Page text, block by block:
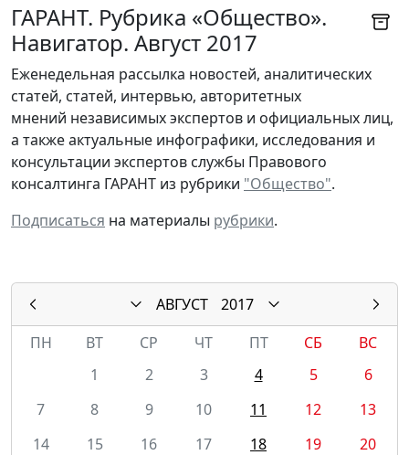
ГАРАНТ. Рубрика «Общество».
Навигатор. Август 2017
Еженедельная рассылка новостей, аналитических
статей, статей, интервью, авторитетных
мнений независимых экспертов и официальных лиц,
а также актуальные инфографики, исследования и
консультации экспертов службы Правового
консалтинга ГАРАНТ из рубрики "Общество".
Подписаться на материалы рубрики.
АВГУСТ
2017
ПН
ВТ СР ЧТ ПТ СБ
ВС
1
2 3 4 5
6
7
8 9 10 11 12
13
14
15 16 17 18 19
20